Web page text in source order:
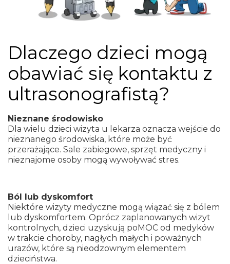
Dlaczego dzieci mogą
obawiać się kontaktu z
ultrasonografistą?
Nieznane środowisko
Dla wielu dzieci wizyta u lekarza oznacza wejście do
nieznanego środowiska, które może być
przerażające. Sale zabiegowe, sprzęt medyczny i
nieznajome osoby mogą wywoływać stres.
Ból lub dyskomfort
Niektóre wizyty medyczne mogą wiązać się z bólem
lub dyskomfortem. Oprócz zaplanowanych wizyt
kontrolnych, dzieci uzyskują poMOC od medyków
w trakcie choroby, nagłych małych i poważnych
urazów, które są nieodzownym elementem
dzieciństwa.